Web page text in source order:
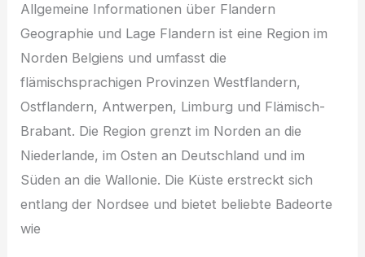
Allgemeine Informationen über Flandern
Geographie und Lage Flandern ist eine Region im
Norden Belgiens und umfasst die
flämischsprachigen Provinzen Westflandern,
Ostflandern, Antwerpen, Limburg und Flämisch-
Brabant. Die Region grenzt im Norden an die
Niederlande, im Osten an Deutschland und im
Süden an die Wallonie. Die Küste erstreckt sich
entlang der Nordsee und bietet beliebte Badeorte
wie